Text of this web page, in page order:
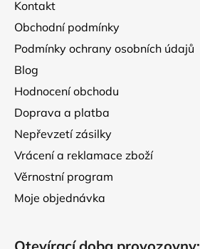
Kontakt
Obchodní podmínky
Podmínky ochrany osobních údajů
Blog
Hodnocení obchodu
Doprava a platba
Nepřevzetí zásilky
Vrácení a reklamace zboží
Věrnostní program
Moje objednávka